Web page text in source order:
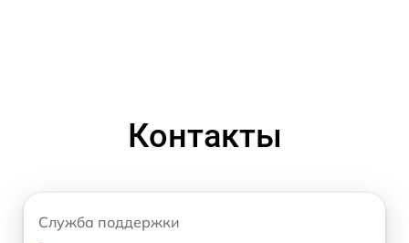
Контакты
Служба поддержки